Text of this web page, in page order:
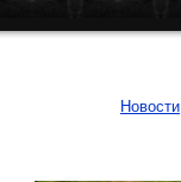
Новости